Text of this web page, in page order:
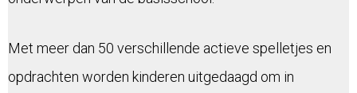
Met meer dan 50 verschillende actieve spelletjes en
opdrachten worden kinderen uitgedaagd om in